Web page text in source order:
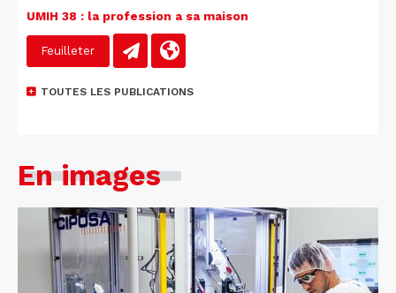
UMIH 38 : la profession a sa maison
Feuilleter
TOUTES LES PUBLICATIONS
En images